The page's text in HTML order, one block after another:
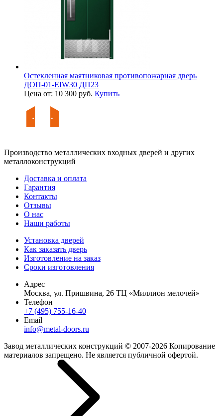
Остекленная маятниковая противопожарная дверь
ДОП-01-EIW30 ДП23
Цена от: 10 300 руб. Купить
Производство металлических входных дверей и других
металлоконструкций
Доставка и оплата
Гарантия
Контакты
Отзывы
О нас
Наши работы
Установка дверей
Как заказать дверь
Изготовление на заказ
Сроки изготовления
Адрес
Москва, ул. Пришвина, 26 ТЦ «Миллион мелочей»
Телефон
+7 (495) 755-16-40
Email
info@metal-doors.ru
Завод металлических конструкций © 2007-2026 Копирование
материалов запрещено. Не является публичной офертой.